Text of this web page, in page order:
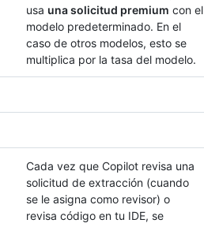
usa una solicitud premium con el
modelo predeterminado. En el
caso de otros modelos, esto se
multiplica por la tasa del modelo.
Cada vez que Copilot revisa una
solicitud de extracción (cuando
se le asigna como revisor) o
revisa código en tu IDE, se